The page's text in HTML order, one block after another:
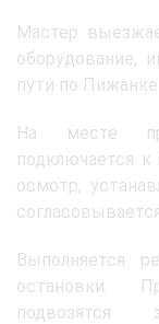
Мастер
оборудование,
пути по
На месте
подключается
осмотр,
Выполняется
остановки.
подвозятся